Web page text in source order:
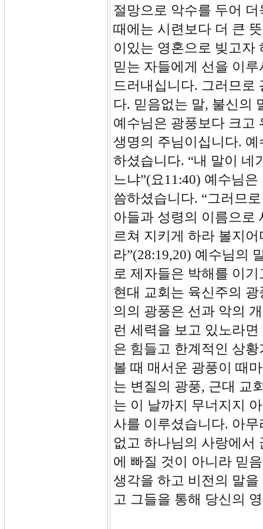
절망으로 악수를 두어
때에는 시련보다 더 큰
이있는 영혼으로 빚고자
믿는 자들에게 선을 이
드러내십니다. 그러므로
다. 믿음없는 말, 불신의
예수님은 광풍보다 크고
생명의 주님이십니다.
하셨습니다. “내 말이 네
느냐”(요11:40) 예수님
씀하셨습니다. “그러므
아들과 성령의 이름으로
르쳐 지키게 하라 볼지
라”(28:19,20) 예수님의
로 제자들은 박해를 이
현대 교회는 육신주의
의의 광풍은 선과 악의
런 세력을 보고 있노라
은 힘들고 한계적인 상
볼 때 매서운 광풍이 때
는 변질의 광풍, 근대 교
는 이 날까지 무너지지
사를 이루셨습니다. 아
없고 하나님의 사랑에서
에 빠질 것이 아니라 믿
생각을 하고 비전의 말
고 그들을 통해 당신의